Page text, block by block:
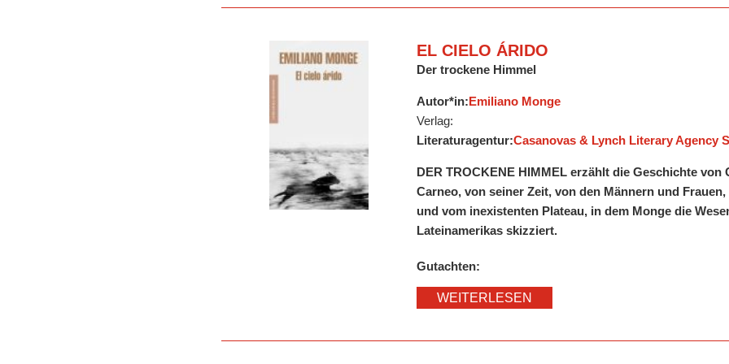
EL CIELO ÁRIDO
Der trockene Himmel
Autor*in:Emiliano Monge
Verlag:
Literaturagentur:Casanovas & Lynch Literary Agency
DER TROCKENE HIMMEL erzählt die Geschichte von
Carneo, von seiner Zeit, von den Männern und
und vom inexistenten Plateau, in dem Monge die
Lateinamerikas skizziert.
Gutachten:
WEITERLESEN